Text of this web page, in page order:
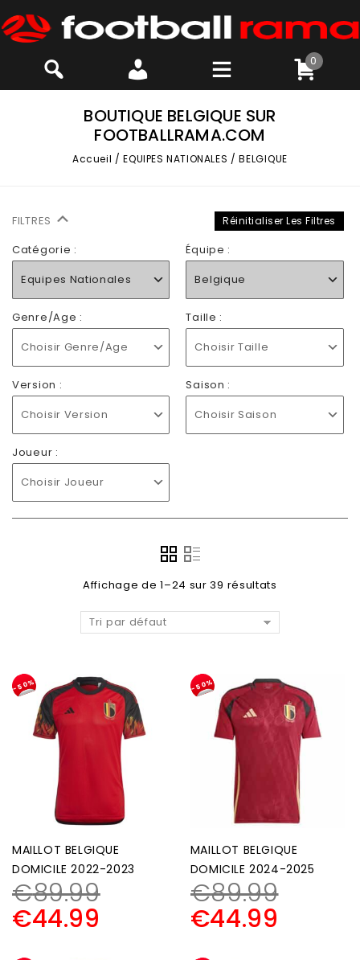
0
BOUTIQUE BELGIQUE SUR
FOOTBALLRAMA.COM
Accueil /EQUIPES NATIONALES /BELGIQUE
FILTRES Réinitialiser Les Filtres
Catégorie :
Equipes Nationales
Équipe :
Belgique
Genre/Age :
Choisir Genre/Age
Taille :
Choisir Taille
Version :
Choisir Version
Saison :
Choisir Saison
Joueur :
Choisir Joueur
Affichage de 1–24 sur 39 résultats
Tri par défaut
-50%
MAILLOT BELGIQUE
DOMICILE 2022-2023
€89.99
€44.99
-50%
MAILLOT BELGIQUE
DOMICILE 2024-2025
€89.99
€44.99